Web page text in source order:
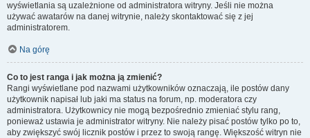
wyświetlania są uzależnione od administratora witryny. Jeśli nie można
używać awatarów na danej witrynie, należy skontaktować się z jej
administratorem.
Na górę
Co to jest ranga i jak można ją zmienić?
Rangi wyświetlane pod nazwami użytkowników oznaczają, ile postów dany
użytkownik napisał lub jaki ma status na forum, np. moderatora czy
administratora. Użytkownicy nie mogą bezpośrednio zmieniać stylu rang,
ponieważ ustawia je administrator witryny. Nie należy pisać postów tylko po to,
aby zwiększyć swój licznik postów i przez to swoją rangę. Większość witryn nie